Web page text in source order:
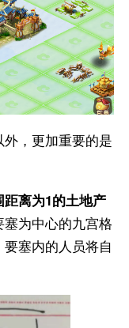
，更加重要的是
距离为1的土地产
为中心的九宫格
塞内的人员将自